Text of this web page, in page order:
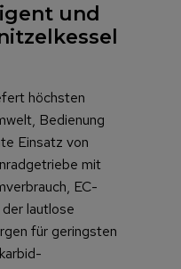
und
höchsten
Bedienung
Einsatz von
mit
EC-
lautlose
für geringsten